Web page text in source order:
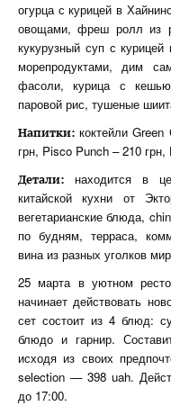
огурца с курицей в
овощами, фреш ролл из
кукурузный суп с
морепродуктами, дим
фасоли, курица с
паровой рис, тушеные
Напитки: коктейли
грн, Pisco Punch – 210
Детали: находится в
китайской кухни от
вегетарианские блюда,
по будням, терраса,
вина из разных уголков
25 марта в уютном
начинает действовать
сет состоит из 4 блюд:
блюдо и гарнир.
исходя из своих
selection — 398 uah.
до 17:00.